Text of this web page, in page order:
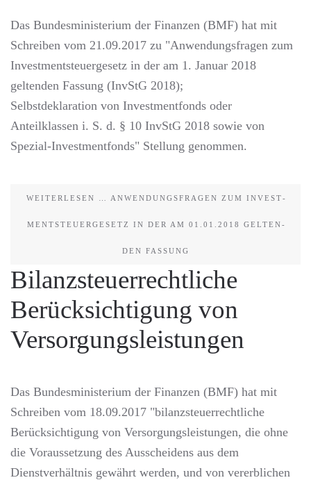
Das Bundesministerium der Finanzen (BMF) hat mit
Schreiben vom 21.09.2017 zu "Anwendungsfragen zum
Investmentsteuergesetz in der am 1. Januar 2018
geltenden Fassung (InvStG 2018);
Selbstdeklaration von Investmentfonds oder
Anteilklassen i. S. d. § 10 InvStG 2018 sowie von
Spezial-Investmentfonds" Stellung genommen.
WEITERLESEN … AN­WEN­DUNGS­FRA­GEN ZUM IN­VEST­
MENT­STEU­ER­GE­SETZ IN DER AM 01.01.2018 GEL­TEN­
DEN FAS­SUNG
Bilanzsteuerrechtliche
Berücksichtigung von
Versorgungsleistungen
Das Bundesministerium der Finanzen (BMF) hat mit
Schreiben vom 18.09.2017 "bilanzsteuerrechtliche
Berücksichtigung von Versorgungsleistungen, die ohne
die Voraussetzung des Ausscheidens aus dem
Dienstverhältnis gewährt werden, und von vererblichen